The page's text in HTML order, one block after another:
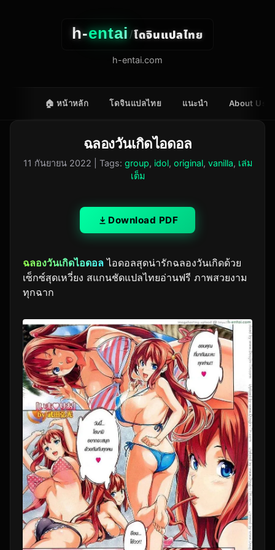
h-entai/โดจินแปลไทย
h-entai.com
🏠 หน้าหลัก โดจินแปลไทย แนะนำ About Us
ฉลองวันเกิดไอดอล
11 กันยายน 2022 | Tags: group, idol, original, vanilla, เล่ม
เต็ม
Download PDF
ฉลองวันเกิดไอดอล ไอดอลสุดน่ารักฉลองวันเกิดด้วย
เซ็กซ์สุดเหวี่ยง สแกนชัดแปลไทยอ่านฟรี ภาพสวยงาม
ทุกฉาก